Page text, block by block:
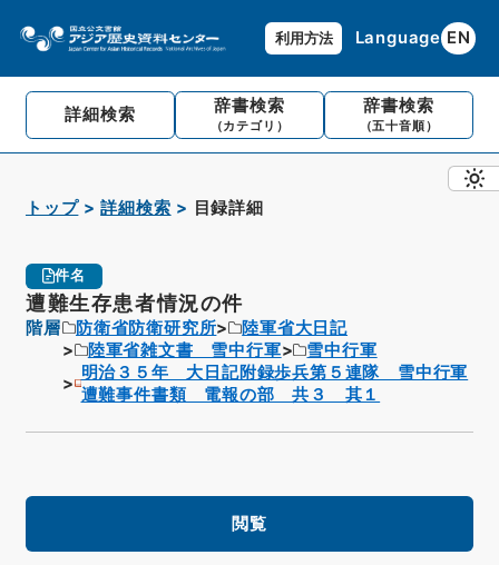
利用方法 Language EN
詳細検索 辞書検索
（カテゴリ）
辞書検索
（五十音順）
トップ 詳細検索 目録詳細
件名
遭難生存患者情況の件
階層 防衛省防衛研究所
陸軍省大日記
陸軍省雑文書 雪中行軍
雪中行軍
明治３５年 大日記附録歩兵第５連隊 雪中行軍
遭難事件書類 電報の部 共３ 其１
閲覧